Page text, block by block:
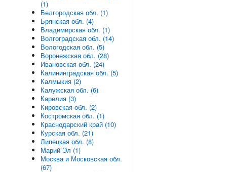
(1)
Белгородская обл. (1)
Брянская обл. (4)
Владимирская обл. (1)
Волгоградская обл. (14)
Вологодская обл. (5)
Воронежская обл. (28)
Ивановская обл. (24)
Калининградская обл. (5)
Калмыкия (2)
Калужская обл. (6)
Карелия (3)
Кировская обл. (2)
Костромская обл. (1)
Краснодарский край (10)
Курская обл. (21)
Липецкая обл. (8)
Марий Эл (1)
Москва и Московская обл.
(67)